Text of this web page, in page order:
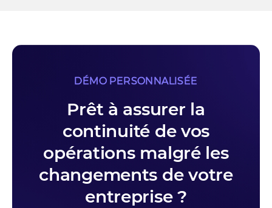
DÉMO PERSONNALISÉE
Prêt à assurer la
continuité de vos
opérations malgré les
changements de votre
entreprise ?